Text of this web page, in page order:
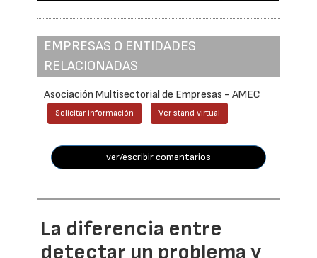
EMPRESAS O ENTIDADES
RELACIONADAS
Asociación Multisectorial de Empresas - AMEC
Solicitar información Ver stand virtual
ver/escribir comentarios
La diferencia entre
detectar un problema y